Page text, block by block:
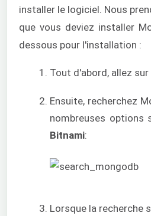
installer le logiciel. Nous
que vous deviez installer
dessous pour l'installation :
Tout d'abord, allez sur
Ensuite, recherchez
nombreuses options
Bitnami:
Lorsque la recherche